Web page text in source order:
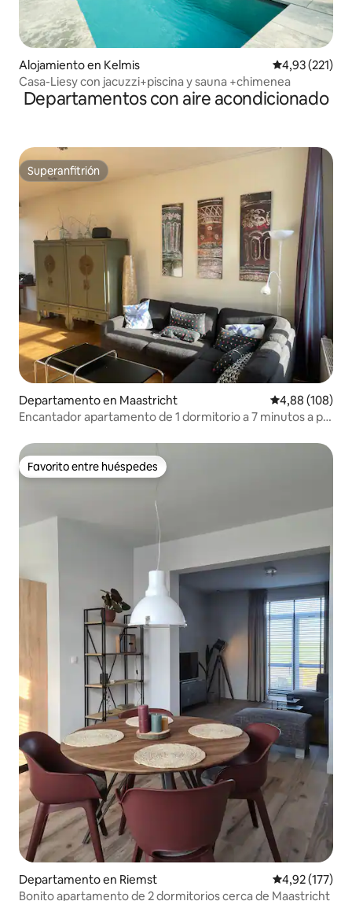
Alojamiento en Kelmis Calificación
4,93 (221)
Casa-Liesy con jacuzzi+piscina y sauna +chimenea
Departamentos con aire acondicionado
Superanfitrión
Superanfitrión
Departamento en Maastricht Calificación
4,88 (108)
Encantador apartamento de 1 dormitorio a 7 minutos a pie
Favorito entre huéspedes
Favorito entre huéspedes
Departamento en Riemst Calificación
4,92 (177)
Bonito apartamento de 2 dormitorios cerca de Maastricht